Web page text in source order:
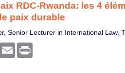
RDC-Rwanda: les 4
paix durable
Senior Lecturer in International Law,
Email Print